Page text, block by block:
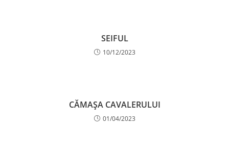
SEIFUL
10/12/2023
CĂMAŞA CAVALERULUI
01/04/2023